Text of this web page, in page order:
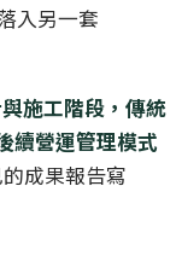
入另一套
施工階段，傳統
續營運管理模式
的成果報告寫